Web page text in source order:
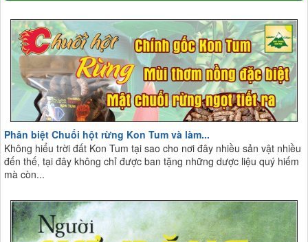
Phân biệt Chuối hột rừng Kon Tum và làm...
Không hiểu trời đất Kon Tum tại sao cho nơi đây nhiều sản vật nhiều
đến thế, tại đây không chỉ được ban tặng những dược liệu quý hiếm
mà còn...